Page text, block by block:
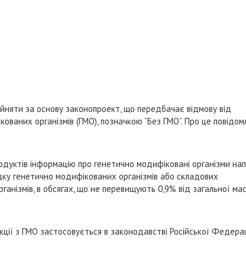
за основу законопроект, що передбачає відмову від
організмів (ГМО), позначкою “Без ГМО”. Про це
інформацію про генетично модифіковані організми
генетично модифікованих організмів або складових
в обсягах, що не перевищують 0,9% від загальної
з ГМО застосовується в законодавстві Російської